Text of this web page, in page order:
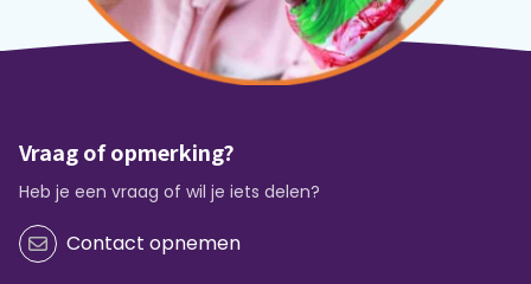
Vraag of opmerking?
Heb je een vraag of wil je iets delen?
Contact opnemen